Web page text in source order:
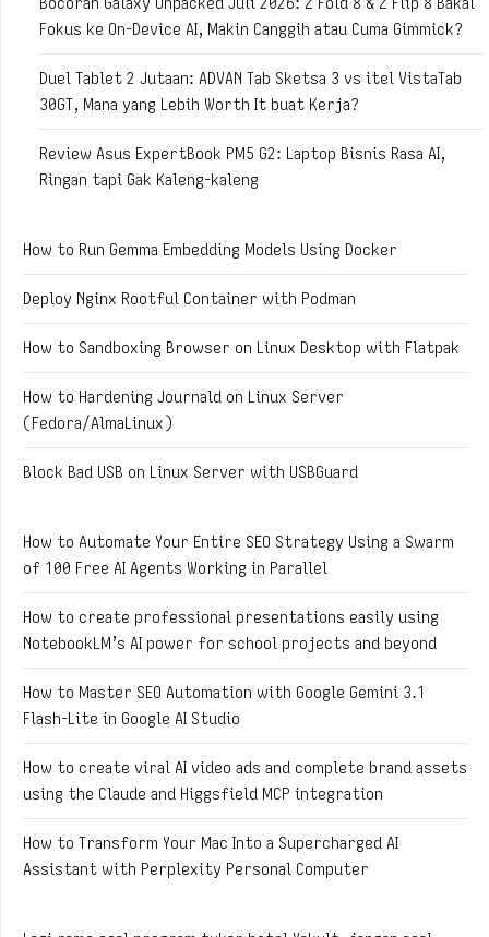
Fokus ke On-Device AI, Makin Canggih atau Cuma Gimmick?
Duel Tablet 2 Jutaan: ADVAN Tab Sketsa 3 vs itel VistaTab
30GT, Mana yang Lebih Worth It buat Kerja?
Review Asus ExpertBook PM5 G2: Laptop Bisnis Rasa AI,
Ringan tapi Gak Kaleng-kaleng
How to Run Gemma Embedding Models Using Docker
Deploy Nginx Rootful Container with Podman
How to Sandboxing Browser on Linux Desktop with Flatpak
How to Hardening Journald on Linux Server
(Fedora/AlmaLinux)
Block Bad USB on Linux Server with USBGuard
How to Automate Your Entire SEO Strategy Using a Swarm
of 100 Free AI Agents Working in Parallel
How to create professional presentations easily using
NotebookLM’s AI power for school projects and beyond
How to Master SEO Automation with Google Gemini 3.1
Flash-Lite in Google AI Studio
How to create viral AI video ads and complete brand assets
using the Claude and Higgsfield MCP integration
How to Transform Your Mac Into a Supercharged AI
Assistant with Perplexity Personal Computer